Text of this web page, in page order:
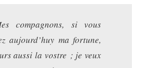
compagnons, si vous
aujourd’huy ma fortune,
aussi la vostre ; je veux